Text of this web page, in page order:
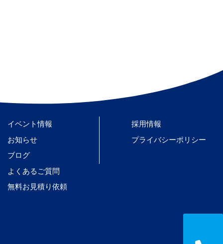
イベント情報
お知らせ
ブログ
よくあるご質問
無料お見積り依頼
採用情報
プライバシーポリシー